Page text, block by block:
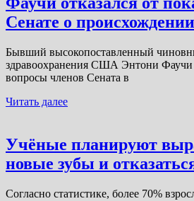
Сенате о
Бывший высокопоставленный
здравоохранения США Энтони Фаучи
вопросы членов Сената в
Читать далее
Учёные планируют
новые зубы и
Согласно статистике, более 70%